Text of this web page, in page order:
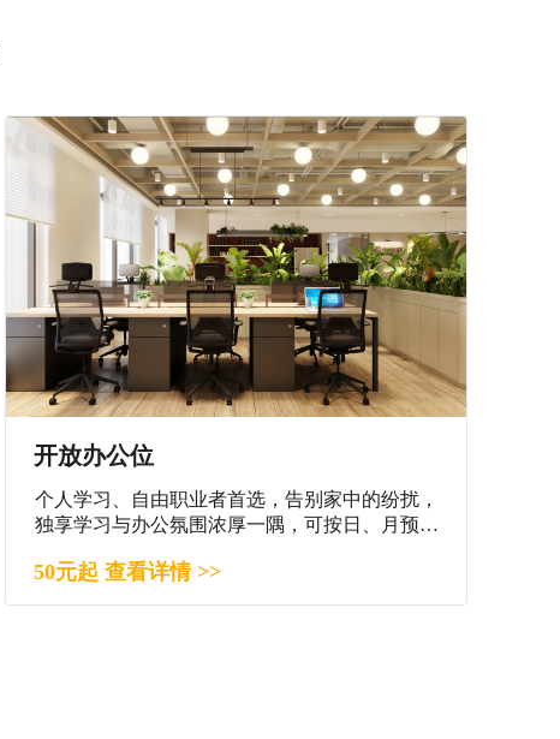
开放办公位
个人学习、自由职业者首选，告别家中的纷扰，
独享学习与办公氛围浓厚一隅，可按日、月预
50元起 查看详情 >>